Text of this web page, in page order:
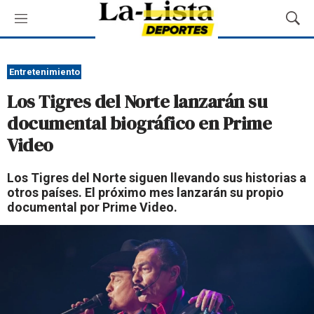
M
e
ú
M
o
q
u
Entretenimiento
Los Tigres del Norte lanzarán su
documental biográfico en Prime
Video
Los Tigres del Norte siguen llevando sus historias a
otros países. El próximo mes lanzarán su propio
documental por Prime Video.